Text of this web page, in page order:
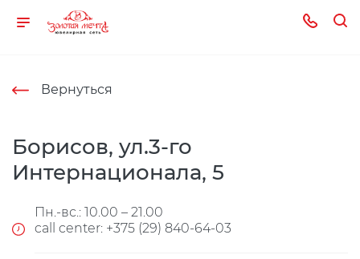
Вернуться
Борисов, ул.3-го
Интернационала, 5
Пн.-вс.: 10.00 – 21.00
call center: +375 (29) 840-64-03